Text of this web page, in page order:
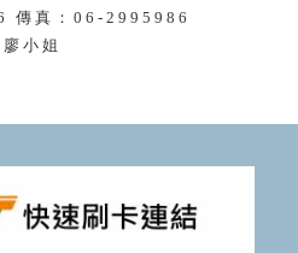
傳真：06-2995986
小姐